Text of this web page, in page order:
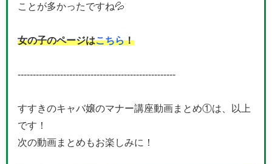
ことが多かったですね💦
女の子のページはこちら！
----------------------------------------------------
すすきのキャバ嬢のマナー講座動画まとめ①は、以上
です！
次の動画まとめもお楽しみに！